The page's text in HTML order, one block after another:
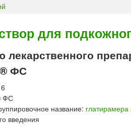
для
ФС
ФС
название: глатирамера
введения